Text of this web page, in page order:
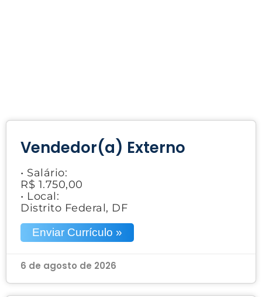
Vendedor(a) Externo
• Salário:
R$ 1.750,00
• Local:
Distrito Federal, DF
Enviar Currículo »
6 de agosto de 2026